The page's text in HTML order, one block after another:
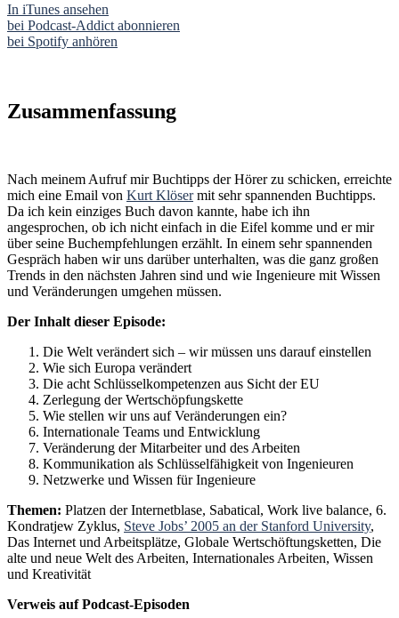
In iTunes ansehen
bei Podcast-Addict abonnieren
bei Spotify anhören
Zusammenfassung
Nach meinem Aufruf mir Buchtipps der Hörer zu schicken, erreichte
mich eine Email von Kurt Klösermit sehr spannenden Buchtipps.
Da ich kein einziges Buch davon kannte, habe ich ihn
angesprochen, ob ich nicht einfach in die Eifel komme und er mir
über seine Buchempfehlungen erzählt. In einem sehr spannenden
Gespräch haben wir uns darüber unterhalten, was die ganz großen
Trends in den nächsten Jahren sind und wie Ingenieure mit Wissen
und Veränderungen umgehen müssen.
Der Inhalt dieser Episode:
Die Welt verändert sich – wir müssen uns darauf einstellen
Wie sich Europa verändert
Die acht Schlüsselkompetenzen aus Sicht der EU
Zerlegung der Wertschöpfungskette
Wie stellen wir uns auf Veränderungen ein?
Internationale Teams und Entwicklung
Veränderung der Mitarbeiter und des Arbeiten
Kommunikation als Schlüsselfähigkeit von Ingenieuren
Netzwerke und Wissen für Ingenieure
Themen: Platzen der Internetblase, Sabatical, Work live balance, 6.
Kondratjew Zyklus, Steve Jobs’ 2005 an der Stanford University,
Das Internet und Arbeitsplätze, Globale Wertschöftungsketten, Die
alte und neue Welt des Arbeiten, Internationales Arbeiten, Wissen
und Kreativität
Verweis auf Podcast-Episoden